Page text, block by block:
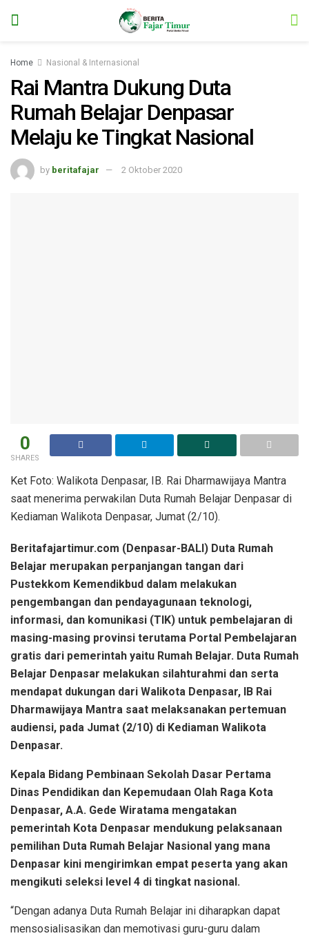
Home Nasional & Internasional
Rai Mantra Dukung Duta
Rumah Belajar Denpasar
Melaju ke Tingkat Nasional
by beritafajar 2 Oktober 2020
0
SHARES
Ket Foto: Walikota Denpasar, IB. Rai Dharmawijaya Mantra
saat menerima perwakilan Duta Rumah Belajar Denpasar di
Kediaman Walikota Denpasar, Jumat (2/10).
Beritafajartimur.com (Denpasar-BALI) Duta Rumah
Belajar merupakan perpanjangan tangan dari
Pustekkom Kemendikbud dalam melakukan
pengembangan dan pendayagunaan teknologi,
informasi, dan komunikasi (TIK) untuk pembelajaran di
masing-masing provinsi terutama Portal Pembelajaran
gratis dari pemerintah yaitu Rumah Belajar. Duta Rumah
Belajar Denpasar melakukan silahturahmi dan serta
mendapat dukungan dari Walikota Denpasar, IB Rai
Dharmawijaya Mantra saat melaksanakan pertemuan
audiensi, pada Jumat (2/10) di Kediaman Walikota
Denpasar.
Kepala Bidang Pembinaan Sekolah Dasar Pertama
Dinas Pendidikan dan Kepemudaan Olah Raga Kota
Denpasar, A.A. Gede Wiratama mengatakan
pemerintah Kota Denpasar mendukung pelaksanaan
pemilihan Duta Rumah Belajar Nasional yang mana
Denpasar kini mengirimkan empat peserta yang akan
mengikuti seleksi level 4 di tingkat nasional.
“Dengan adanya Duta Rumah Belajar ini diharapkan dapat
mensosialisasikan dan memotivasi guru-guru dalam